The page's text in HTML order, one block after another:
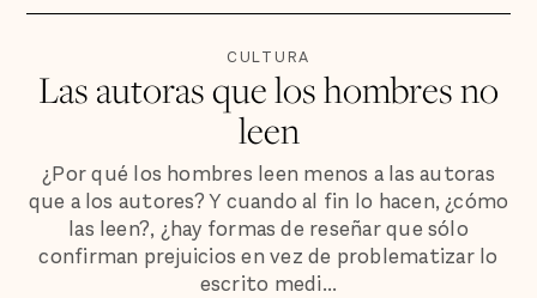
CULTURA
Las autoras que los hombres no
leen
¿Por qué los hombres leen menos a las autoras
que a los autores? Y cuando al fin lo hacen, ¿cómo
las leen?, ¿hay formas de reseñar que sólo
confirman prejuicios en vez de problematizar lo
escrito medi...